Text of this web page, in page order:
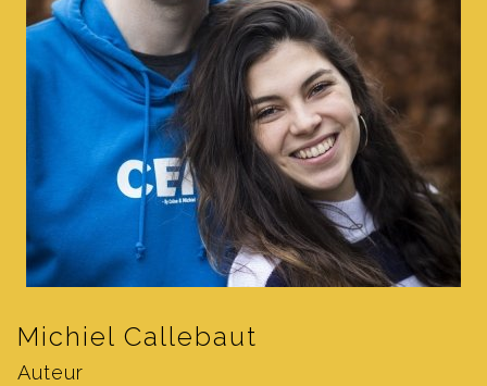
Michiel Callebaut
Auteur